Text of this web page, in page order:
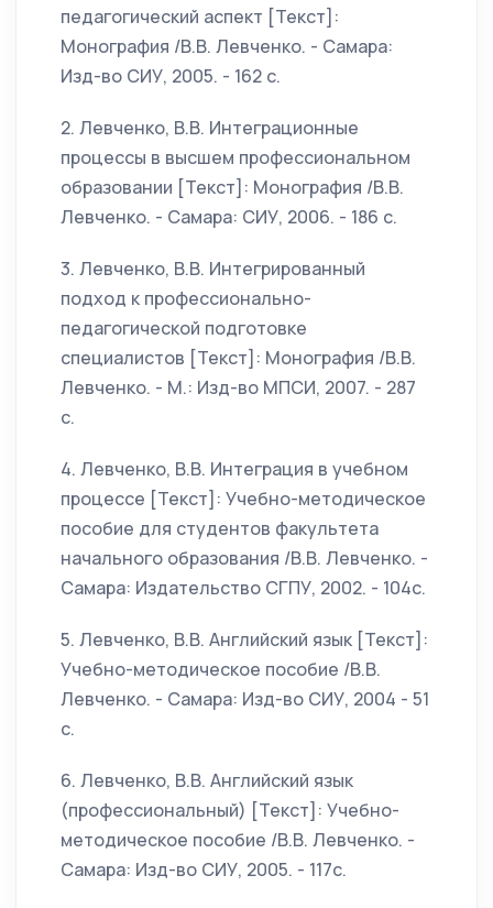
педагогический аспект [Текст]:
Монография /В.В. Левченко. - Самара:
Изд-во СИУ, 2005. - 162 с.
2. Левченко, В.В. Интеграционные
процессы в высшем профессиональном
образовании [Текст]: Монография /В.В.
Левченко. - Самара: СИУ, 2006. - 186 с.
3. Левченко, В.В. Интегрированный
подход к профессионально-
педагогической подготовке
специалистов [Текст]: Монография /В.В.
Левченко. - М.: Изд-во МПСИ, 2007. - 287
с.
4. Левченко, В.В. Интеграция в учебном
процессе [Текст]: Учебно-методическое
пособие для студентов факультета
начального образования /В.В. Левченко. -
Самара: Издательство СГПУ, 2002. - 104с.
5. Левченко, В.В. Английский язык [Текст]:
Учебно-методическое пособие /В.В.
Левченко. - Самара: Изд-во СИУ, 2004 - 51
с.
6. Левченко, В.В. Английский язык
(профессиональный) [Текст]: Учебно-
методическое пособие /В.В. Левченко. -
Самара: Изд-во СИУ, 2005. - 117с.